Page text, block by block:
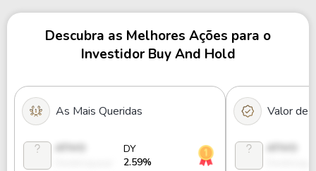
Descubra as Melhores Ações para o
Investidor Buy And Hold
As Mais Queridas
DY
2.59%
Valor de